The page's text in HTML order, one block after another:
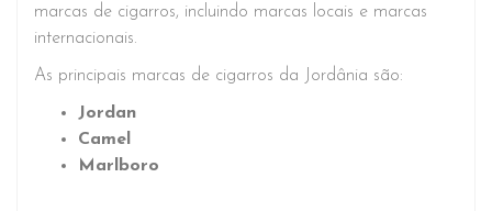
marcas de cigarros, incluindo marcas locais e marcas
internacionais.
As principais marcas de cigarros da Jordânia são:
Jordan
Camel
Marlboro